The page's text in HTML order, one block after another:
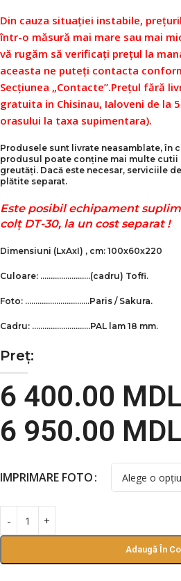
Din cauza situației instabile,
într-o măsură mai mare sau mai
vă rugăm să verificați prețul la
aceasta ne puteți contacta
Secțiunea „Contacte”.Prețul fără
gratuita in Chisinau, Ialoveni de la
orasului la taxa supimentara).
Produsele sunt livrate neasamblate, în
produsul poate conține mai multe cutii
greutăți. Dacă este necesar, serviciile
plătite separat.
Este posibil echipament
colț DТ-30, la un cost separat !
Dimensiuni (LxAxI) , cm: 100x60x220
Culoare: ……………………(cadru) Toffi.
Foto: ………………………….Paris / Sakura.
Cadru: ……………………….PAL lam 18 mm.
Preț:
6 400.00 MDL
6 950.00 MDL
IMPRIMARE FOTO
Adaugă În